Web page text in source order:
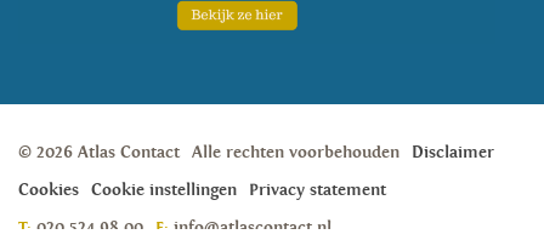
© 2026 Atlas Contact Alle rechten voorbehouden
Disclaimer
Cookies
Cookie instellingen
Privacy statement
T: 020 524 98 00 E: info@atlascontact.nl